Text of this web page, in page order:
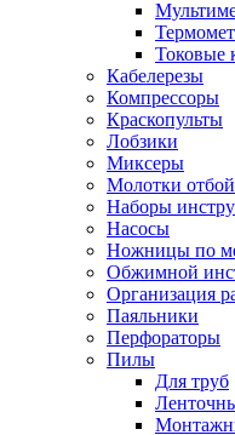
Токовые
Кабелерезы
Компрессоры
Краскопульты
Лобзики
Миксеры
Молотки
Наборы
Насосы
Ножницы по
Обжимной
Организация
Паяльники
Перфораторы
Пилы
Для труб